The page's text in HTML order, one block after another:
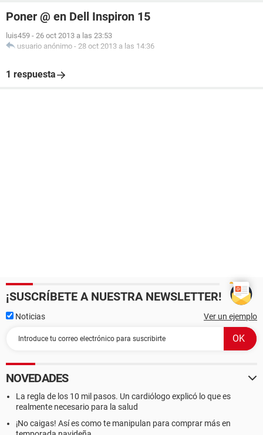
Poner @ en Dell Inspiron 15
luis459 - 26 oct 2013 a las 23:53
usuario anónimo - 28 oct 2013 a las 14:36
1 respuesta
¡SUSCRÍBETE A NUESTRA NEWSLETTER!
Noticias Ver un ejemplo
NOVEDADES
La regla de los 10 mil pasos. Un cardiólogo explicó lo que es
realmente necesario para la salud
¡No caigas! Así es como te manipulan para comprar más en